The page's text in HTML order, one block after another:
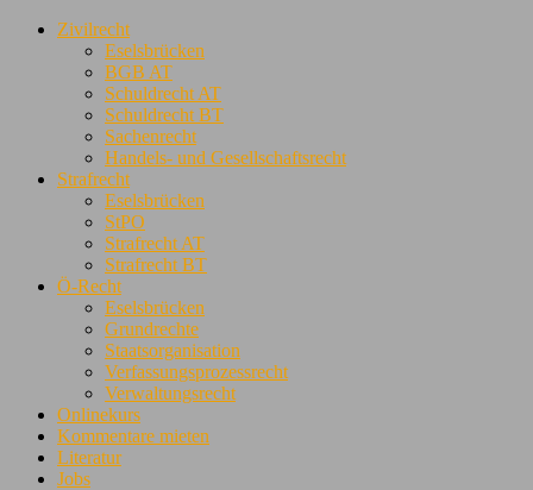
Zivilrecht
Eselsbrücken
BGB AT
Schuldrecht AT
Schuldrecht BT
Sachenrecht
Handels- und Gesellschaftsrecht
Strafrecht
Eselsbrücken
StPO
Strafrecht AT
Strafrecht BT
Ö-Recht
Eselsbrücken
Grundrechte
Staatsorganisation
Verfassungsprozessrecht
Verwaltungsrecht
Onlinekurs
Kommentare mieten
Literatur
Jobs